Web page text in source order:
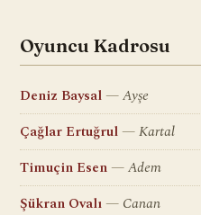
Oyuncu Kadrosu
Deniz Baysal
Ayşe
Çağlar Ertuğrul
Kartal
Timuçin Esen
Adem
Şükran Ovalı
Canan